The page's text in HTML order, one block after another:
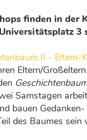
finden in der
3
II - Eltern-
Eltern/
Samstagen
bauen
des Baumes sein